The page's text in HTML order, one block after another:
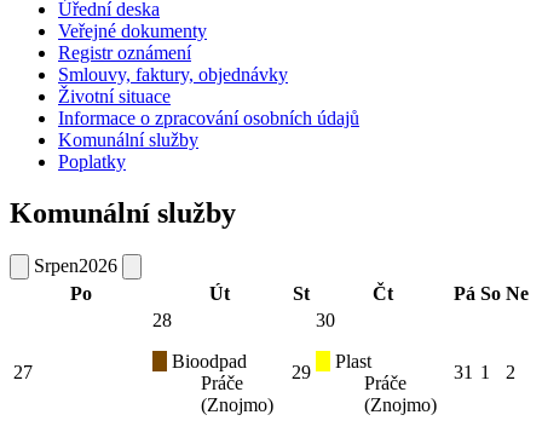
Úřední deska
Veřejné dokumenty
Registr oznámení
Smlouvy, faktury, objednávky
Životní situace
Informace o zpracování osobních údajů
Komunální služby
Poplatky
Komunální služby
Srpen2026
Po
Út St Čt Pá So Ne
27
28
Bioodpad
Práče
(Znojmo)
29
30
Plast
Práče
(Znojmo)
31 1 2